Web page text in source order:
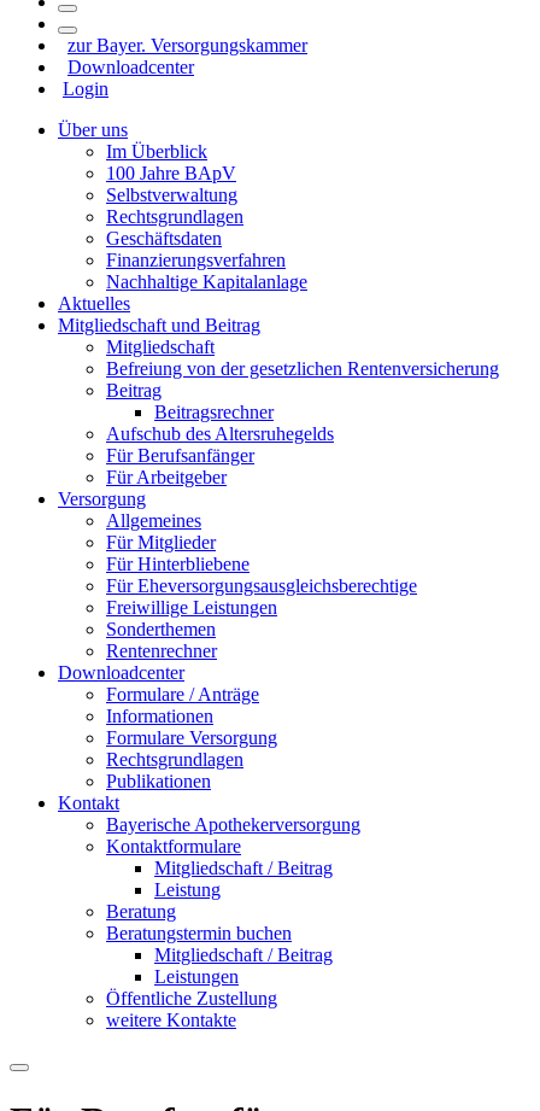
zur Bayer. Versorgungskammer
Downloadcenter
Login
Über uns
Im Überblick
100 Jahre BApV
Selbstverwaltung
Rechtsgrundlagen
Geschäftsdaten
Finanzierungsverfahren
Nachhaltige Kapitalanlage
Aktuelles
Mitgliedschaft und Beitrag
Mitgliedschaft
Befreiung von der gesetzlichen Rentenversicherung
Beitrag
Beitragsrechner
Aufschub des Altersruhegelds
Für Berufsanfänger
Für Arbeitgeber
Versorgung
Allgemeines
Für Mitglieder
Für Hinterbliebene
Für Eheversorgungsausgleichsberechtige
Freiwillige Leistungen
Sonderthemen
Rentenrechner
Downloadcenter
Formulare / Anträge
Informationen
Formulare Versorgung
Rechtsgrundlagen
Publikationen
Kontakt
Bayerische Apothekerversorgung
Kontaktformulare
Mitgliedschaft / Beitrag
Leistung
Beratung
Beratungstermin buchen
Mitgliedschaft / Beitrag
Leistungen
Öffentliche Zustellung
weitere Kontakte